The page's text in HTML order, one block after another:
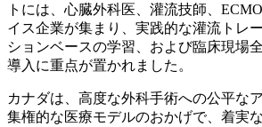
トには、心臓外科医、灌流技師、
イス企業が集まり、実践的な灌流トレ
ションベースの学習、および臨床現場
導入に重点が置かれました。
カナダは、高度な外科手術への公平な
集権的な医療モデルのおかげで、着実